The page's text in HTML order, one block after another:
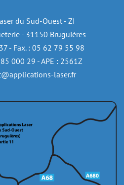
du Sud-Ouest - ZI
- 31150 Bruguières
- Fax. : 05 62 79 55 98
000 29 - APE : 2561Z
laser.fr